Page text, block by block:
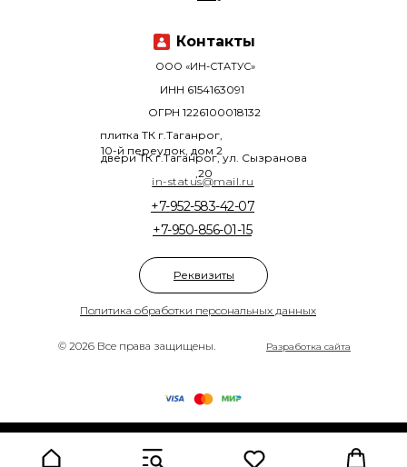
© 2026 Все права защищены.
Политика обработки персональных данных
+7-950-856-01-15
+7-952-583-42-07
ООО «ИН-СТАТУС»
плитка ТК г.Таганрог,
10-й переулок, дом 2
двери ТК г.Таганрог, ул. Сызранова
,20
ОГРН 1226100018132
ИНН 6154163091
Разработка сайта
in-status@mail.ru
Контакты
Реквизиты
Made on Tilda